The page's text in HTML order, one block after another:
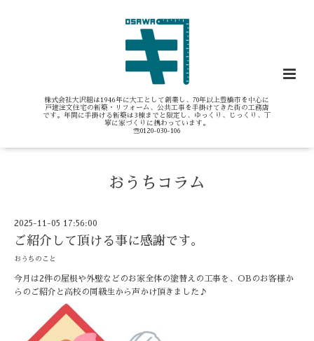
株式会社大沢組は1946年に大工として創業し、70年以上豊橋市を中心に
戸建注文住宅の新築・リフォーム、公共工事を手掛けてきた街の工務店
です。年間に手掛ける新築は3棟までと限定し、ゆっくり、じっくり、丁
寧に家づくりに携わっています。
☏0120-030-106
おうちコラム
2025-11-05 17:56:00
ご紹介して頂ける事に感謝です。
おうちのこと
今月は2件の屋根や外壁などのお家全体の塗替えの工事を、OBのお客様か
らのご紹介と高校の同級生から声かけ頂きました♪